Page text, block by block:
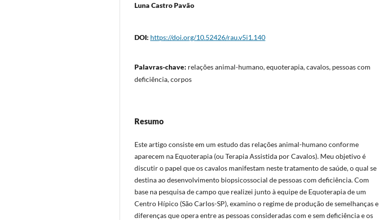
Luna Castro Pavão
DOI: https://doi.org/10.52426/rau.v5i1.140
Palavras-chave: relações animal-humano, equoterapia, cavalos, pessoas com
deficiência, corpos
Resumo
Este artigo consiste em um estudo das relações animal-humano conforme
aparecem na Equoterapia (ou Terapia Assistida por Cavalos). Meu objetivo é
discutir o papel que os cavalos manifestam neste tratamento de saúde, o qual se
destina ao desenvolvimento biopsicossocial de pessoas com deficiência. Com
base na pesquisa de campo que realizei junto à equipe de Equoterapia de um
Centro Hípico (São Carlos-SP), examino o regime de produção de semelhanças e
diferenças que opera entre as pessoas consideradas com e sem deficiência e os